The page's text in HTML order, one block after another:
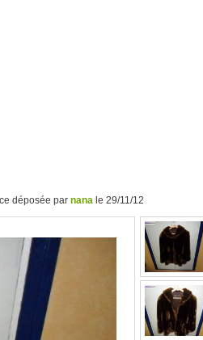
déposée par nana le 29/11/12